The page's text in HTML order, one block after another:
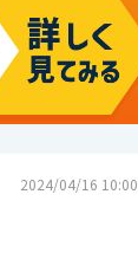
2024/04/16 10:00